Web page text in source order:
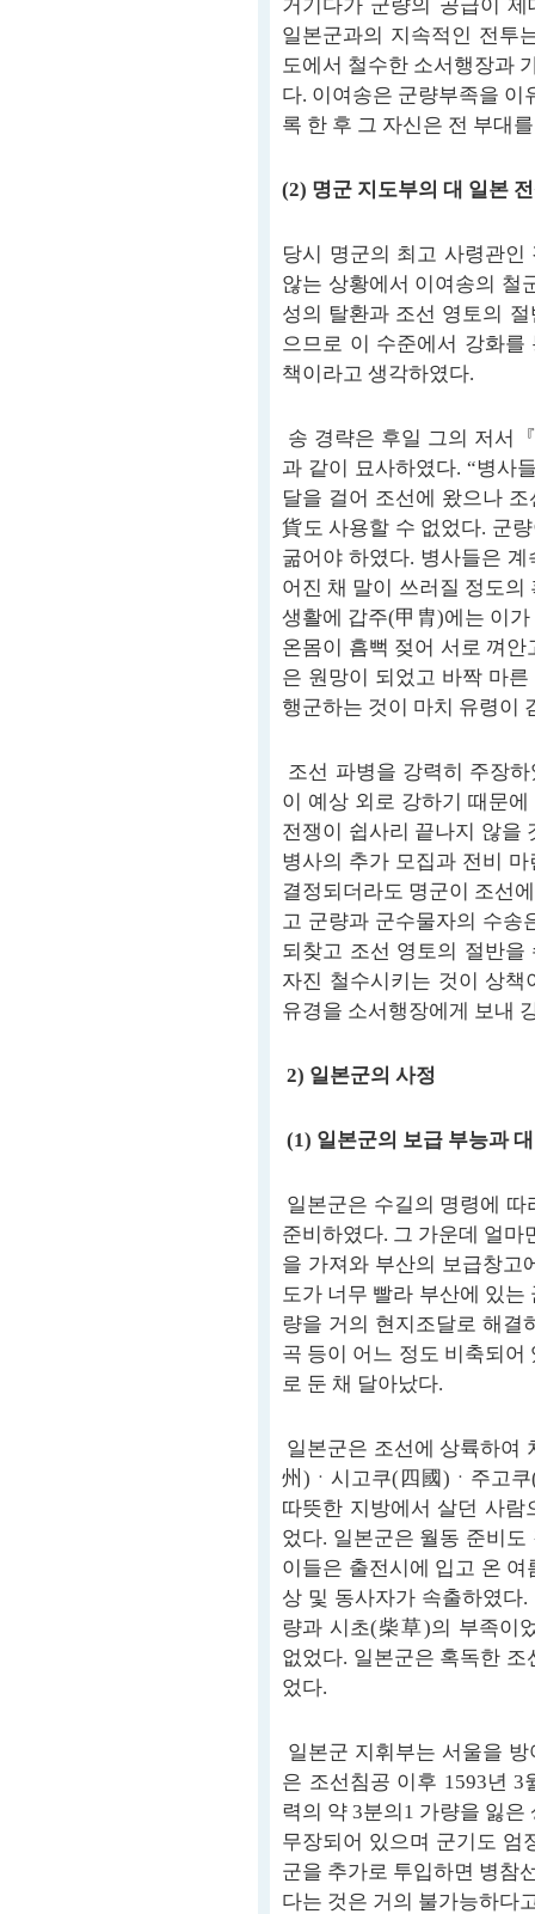
거기다가 군량의 공급이
일본군과의 지속적인 전투
도에서 철수한 소서행장과
다. 이여송은 군량부족을 이
록 한 후 그 자신은 전 부대
(2) 명군 지도부의 대 일본
당시 명군의 최고 사령관
않는 상황에서 이여송의 철
성의 탈환과 조선 영토의
으므로 이 수준에서 강화
책이라고 생각하였다.
송 경략은 후일 그의 저서
과 같이 묘사하였다. “병사
달을 걸어 조선에 왔으나
貨도 사용할 수 없었다. 군
굶어야 하였다. 병사들은
어진 채 말이 쓰러질 정도의
생활에 갑주(甲胄)에는 이
온몸이 흠뻑 젖어 서로 껴
은 원망이 되었고 바짝 마
행군하는 것이 마치 유령이
조선 파병을 강력히 주장
이 예상 외로 강하기 때문
전쟁이 쉽사리 끝나지 않을
병사의 추가 모집과 전비
결정되더라도 명군이 조선
고 군량과 군수물자의 수송
되찾고 조선 영토의 절반
자진 철수시키는 것이 상
유경을 소서행장에게 보내
2) 일본군의 사정
(1) 일본군의 보급 부능과
일본군은 수길의 명령에
준비하였다. 그 가운데 얼
을 가져와 부산의 보급창고
도가 너무 빨라 부산에 있는
량을 거의 현지조달로 해결
곡 등이 어느 정도 비축되어
로 둔 채 달아났다.
일본군은 조선에 상륙하여
州)ㆍ시고쿠(四國)ㆍ주고
따뜻한 지방에서 살던 사
었다. 일본군은 월동 준비
이들은 출전시에 입고 온
상 및 동사자가 속출하였다
량과 시초(柴草)의 부족이
없었다. 일본군은 혹독한
었다.
일본군 지휘부는 서울을
은 조선침공 이후 1593년
력의 약 3분의1 가량을 잃
무장되어 있으며 군기도 엄
군을 추가로 투입하면 병참
다는 것은 거의 불가능하다